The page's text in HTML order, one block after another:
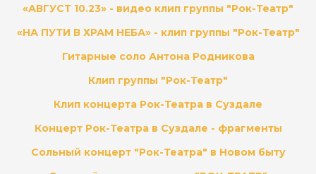
«АВГУСТ 10.23» - видео клип группы "Рок-Театр"
«НА ПУТИ В ХРАМ НЕБА» - клип группы "Рок-Театр"
Гитарные соло Антона Родникова
Клип группы "Рок-Театр"
Клип концерта Рок-Театра в Суздале
Концерт Рок-Театра в Суздале - фрагменты
Сольный концерт "Рок-Театра" в Новом быту